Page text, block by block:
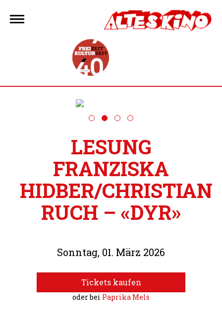
Inhalt
springen
LESUNG
FRANZISKA
HIDBER/CHRISTIAN
RUCH – «DYR»
Sonntag, 01. März 2026
Tickets kaufen
oder bei Paprika Mels